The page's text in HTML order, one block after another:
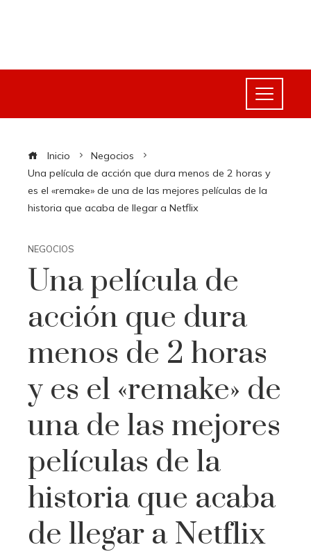
Inicio
Negocios
Una película de acción que dura menos de 2 horas y
es el «remake» de una de las mejores películas de la
historia que acaba de llegar a Netflix
NEGOCIOS
Una película de
acción que dura
menos de 2 horas
y es el «remake» de
una de las mejores
películas de la
historia que acaba
de llegar a Netflix